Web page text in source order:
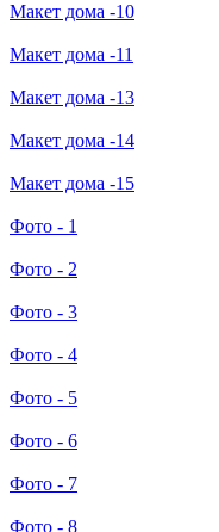
Макет дома -10
Макет дома -11
Макет дома -13
Макет дома -14
Макет дома -15
Фото - 1
Фото - 2
Фото - 3
Фото - 4
Фото - 5
Фото - 6
Фото - 7
Фото - 8